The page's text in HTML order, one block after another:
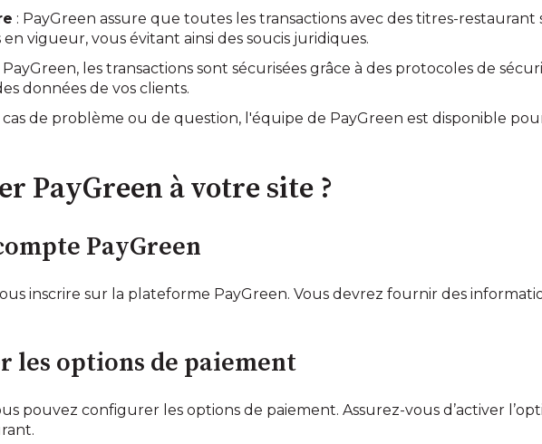
: PayGreen assure que toutes les transactions avec des titres-restaurant
vigueur, vous évitant ainsi des soucis juridiques.
PayGreen, les transactions sont sécurisées grâce à des protocoles de
données de vos clients.
cas de problème ou de question, l'équipe de PayGreen est disponible
PayGreen à votre site ?
PayGreen
inscrire sur la plateforme PayGreen. Vous devrez fournir des
les options de paiement
pouvez configurer les options de paiement. Assurez-vous d’activer